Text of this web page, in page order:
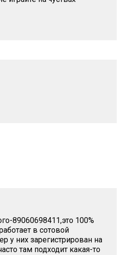
89060698411,это 100%
в сотовой
у них зарегистрирован на
там подходит какая-то